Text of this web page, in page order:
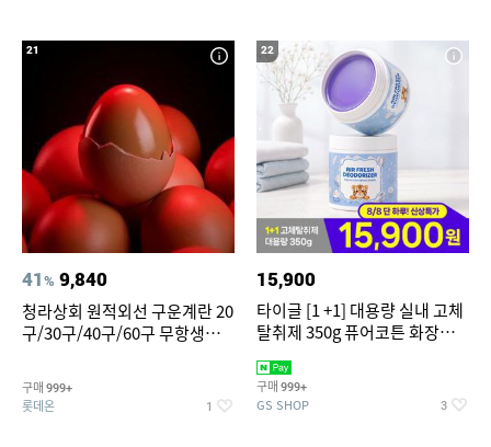
21
41% 9,840
청라상회 원적외선 구운계란 20
구/30구/40구/60구 무항생제
구매 999+
롯데온 1
22
15,900
타이글 [1 +1] 대용량 실내 고체
탈취제 350g 퓨어코튼 화장실
구매 999+
GS SHOP 3